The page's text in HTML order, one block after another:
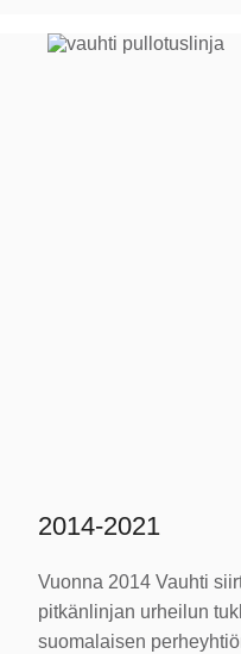
2014-2021
Vuonna 2014 Vauhti
pitkänlinjan urheilun
suomalaisen